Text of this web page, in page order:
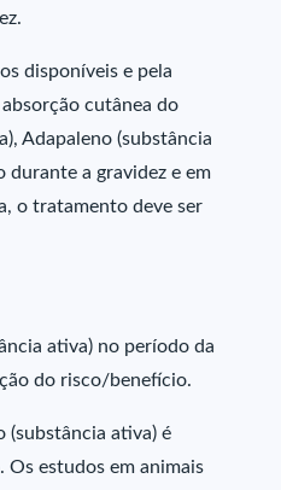
disponíveis e pela
cutânea do
Adapaleno (substância
durante a gravidez e em
o tratamento deve ser
ativa) no período da
do risco/benefício.
(substância ativa) é
estudos em animais